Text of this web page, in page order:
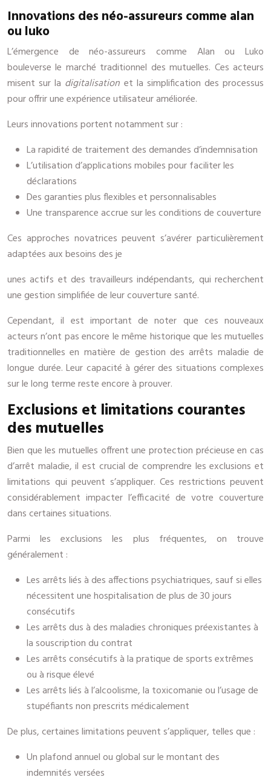
Innovations des néo-assureurs comme alan
ou luko
L’émergence de néo-assureurs comme Alan ou Luko
bouleverse le marché traditionnel des mutuelles. Ces acteurs
misent sur la digitalisation et la simplification des processus
pour offrir une expérience utilisateur améliorée.
Leurs innovations portent notamment sur :
La rapidité de traitement des demandes d’indemnisation
L’utilisation d’applications mobiles pour faciliter les
déclarations
Des garanties plus flexibles et personnalisables
Une transparence accrue sur les conditions de couverture
Ces approches novatrices peuvent s’avérer particulièrement
adaptées aux besoins des je
unes actifs et des travailleurs indépendants, qui recherchent
une gestion simplifiée de leur couverture santé.
Cependant, il est important de noter que ces nouveaux
acteurs n’ont pas encore le même historique que les mutuelles
traditionnelles en matière de gestion des arrêts maladie de
longue durée. Leur capacité à gérer des situations complexes
sur le long terme reste encore à prouver.
Exclusions et limitations courantes
des mutuelles
Bien que les mutuelles offrent une protection précieuse en cas
d’arrêt maladie, il est crucial de comprendre les exclusions et
limitations qui peuvent s’appliquer. Ces restrictions peuvent
considérablement impacter l’efficacité de votre couverture
dans certaines situations.
Parmi les exclusions les plus fréquentes, on trouve
généralement :
Les arrêts liés à des affections psychiatriques, sauf si elles
nécessitent une hospitalisation de plus de 30 jours
consécutifs
Les arrêts dus à des maladies chroniques préexistantes à
la souscription du contrat
Les arrêts consécutifs à la pratique de sports extrêmes
ou à risque élevé
Les arrêts liés à l’alcoolisme, la toxicomanie ou l’usage de
stupéfiants non prescrits médicalement
De plus, certaines limitations peuvent s’appliquer, telles que :
Un plafond annuel ou global sur le montant des
indemnités versées